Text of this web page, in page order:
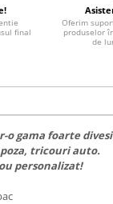
final
Oferim
produselor
de
o gama foarte
tricouri auto.
personalizat!